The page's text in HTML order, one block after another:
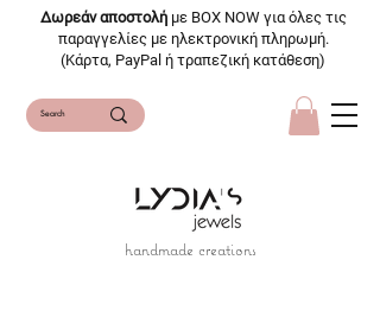
handmade creations
Δωρεάν αποστολή με BOX NOW για όλες τις
παραγγελίες με ηλεκτρονική πληρωμή.
(Κάρτα, PayPal ή τραπεζική κατάθεση)